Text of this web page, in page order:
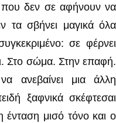
που δεν σε αφήνουν να
τα σβήνει μαγικά όλα
σε φέρνει
Στο σώμα. Στην επαφή.
ανεβαίνει μια άλλη
ξαφνικά σκέφτεσαι
ένταση μισό τόνο και ο